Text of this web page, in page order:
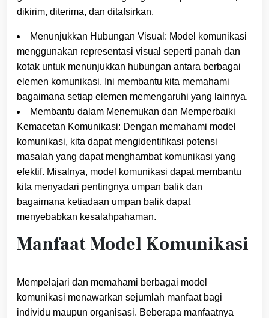
dikirim, diterima, dan ditafsirkan.
Menunjukkan Hubungan Visual: Model komunikasi
menggunakan representasi visual seperti panah dan
kotak untuk menunjukkan hubungan antara berbagai
elemen komunikasi. Ini membantu kita memahami
bagaimana setiap elemen memengaruhi yang lainnya.
Membantu dalam Menemukan dan Memperbaiki
Kemacetan Komunikasi: Dengan memahami model
komunikasi, kita dapat mengidentifikasi potensi
masalah yang dapat menghambat komunikasi yang
efektif. Misalnya, model komunikasi dapat membantu
kita menyadari pentingnya umpan balik dan
bagaimana ketiadaan umpan balik dapat
menyebabkan kesalahpahaman.
Manfaat Model Komunikasi
Mempelajari dan memahami berbagai model
komunikasi menawarkan sejumlah manfaat bagi
individu maupun organisasi. Beberapa manfaatnya